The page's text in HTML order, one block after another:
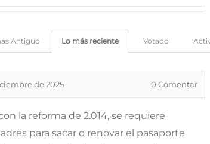
Votado
Lo más reciente
Antiguo
de 2025 0 Comentar
la reforma de 2.014, se requiere
para sacar o renovar el pasaporte